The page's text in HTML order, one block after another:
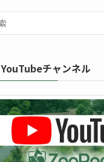
YouTubeチャンネル